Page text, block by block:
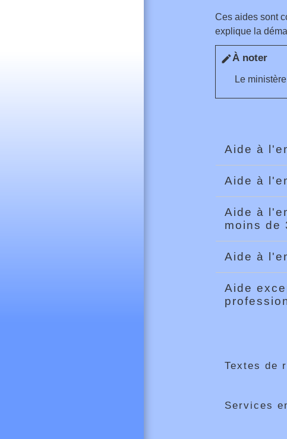
Ces aides sont
explique la
editÀ noter
Le
Aide à
Aide à
Aide à
moins de
Aide à
Aide
Textes de
Services